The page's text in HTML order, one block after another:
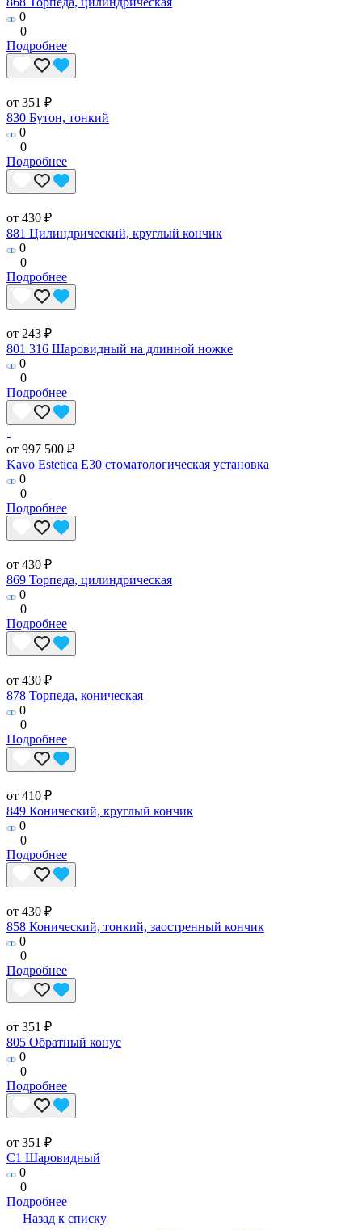
0
0
Подробнее
от 351 ₽
830 Бутон, тонкий
0
0
Подробнее
от 430 ₽
881 Цилиндрический, круглый кончик
0
0
Подробнее
от 243 ₽
801 316 Шаровидный на длинной ножке
0
0
Подробнее
от 997 500 ₽
Kavo Estetica E30 стоматологическая установка
0
0
Подробнее
от 430 ₽
869 Торпеда, цилиндрическая
0
0
Подробнее
от 430 ₽
878 Торпеда, коническая
0
0
Подробнее
от 410 ₽
849 Конический, круглый кончик
0
0
Подробнее
от 430 ₽
858 Конический, тонкий, заостренный кончик
0
0
Подробнее
от 351 ₽
805 Обратный конус
0
0
Подробнее
от 351 ₽
C1 Шаровидный
0
0
Подробнее
Назад к списку